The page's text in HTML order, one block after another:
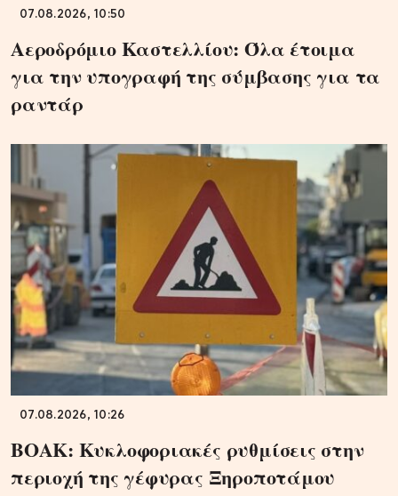
07.08.2026, 10:50
Αεροδρόμιο Καστελλίου: Όλα έτοιμα
για την υπογραφή της σύμβασης για τα
ραντάρ
07.08.2026, 10:26
ΒΟΑΚ: Κυκλοφοριακές ρυθμίσεις στην
περιοχή της γέφυρας Ξηροποτάμου